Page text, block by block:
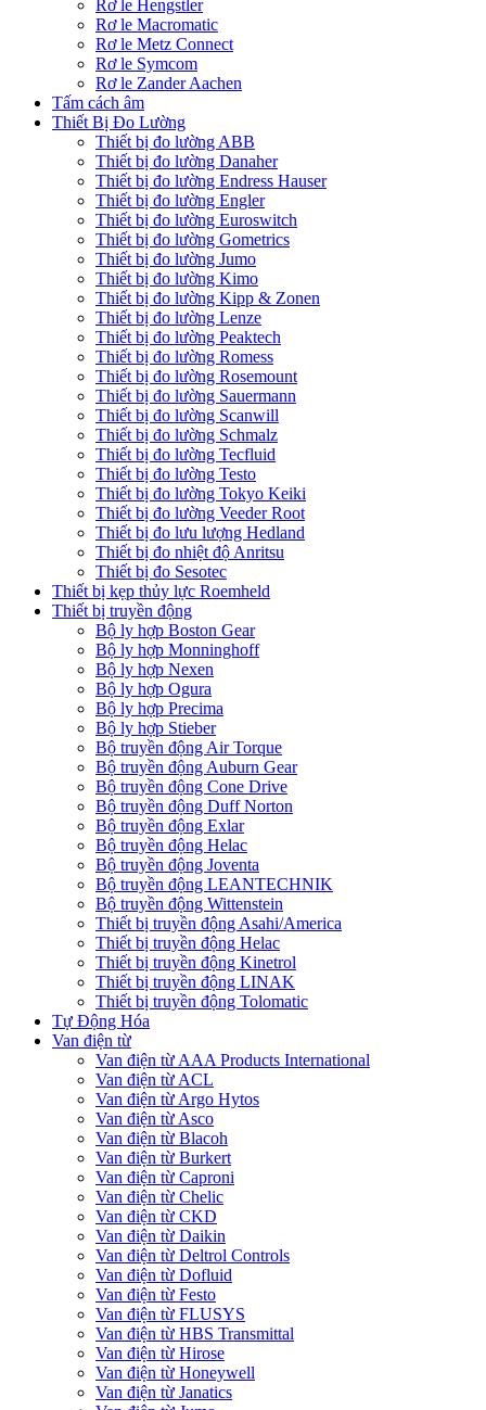
Rơ le Hengstler
Rơ le Macromatic
Rơ le Metz Connect
Rơ le Symcom
Rơ le Zander Aachen
Tấm cách âm
Thiết Bị Đo Lường
Thiết bị đo lường ABB
Thiết bị đo lường Danaher
Thiết bị đo lường Endress Hauser
Thiết bị đo lường Engler
Thiết bị đo lường Euroswitch
Thiết bị đo lường Gometrics
Thiết bị đo lường Jumo
Thiết bị đo lường Kimo
Thiết bị đo lường Kipp & Zonen
Thiết bị đo lường Lenze
Thiết bị đo lường Peaktech
Thiết bị đo lường Romess
Thiết bị đo lường Rosemount
Thiết bị đo lường Sauermann
Thiết bị đo lường Scanwill
Thiết bị đo lường Schmalz
Thiết bị đo lường Tecfluid
Thiết bị đo lường Testo
Thiết bị đo lường Tokyo Keiki
Thiết bị đo lường Veeder Root
Thiết bị đo lưu lượng Hedland
Thiết bị đo nhiệt độ Anritsu
Thiết bị đo Sesotec
Thiết bị kẹp thủy lực Roemheld
Thiết bị truyền động
Bộ ly hợp Boston Gear
Bộ ly hợp Monninghoff
Bộ ly hợp Nexen
Bộ ly hợp Ogura
Bộ ly hợp Precima
Bộ ly hợp Stieber
Bộ truyền động Air Torque
Bộ truyền động Auburn Gear
Bộ truyền động Cone Drive
Bộ truyền động Duff Norton
Bộ truyền động Exlar
Bộ truyền động Helac
Bộ truyền động Joventa
Bộ truyền động LEANTECHNIK
Bộ truyền động Wittenstein
Thiết bị truyền động Asahi/America
Thiết bị truyền động Helac
Thiết bị truyền động Kinetrol
Thiết bị truyền động LINAK
Thiết bị truyền động Tolomatic
Tự Động Hóa
Van điện từ
Van điện từ AAA Products International
Van điện từ ACL
Van điện từ Argo Hytos
Van điện từ Asco
Van điện từ Blacoh
Van điện từ Burkert
Van điện từ Caproni
Van điện từ Chelic
Van điện từ CKD
Van điện từ Daikin
Van điện từ Deltrol Controls
Van điện từ Dofluid
Van điện từ Festo
Van điện từ FLUSYS
Van điện từ HBS Transmittal
Van điện từ Hirose
Van điện từ Honeywell
Van điện từ Janatics